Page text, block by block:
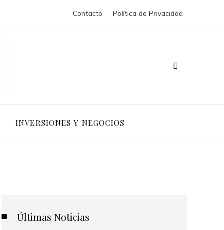
Contacto Política de Privacidad
INVERSIONES Y NEGOCIOS
Últimas Noticias